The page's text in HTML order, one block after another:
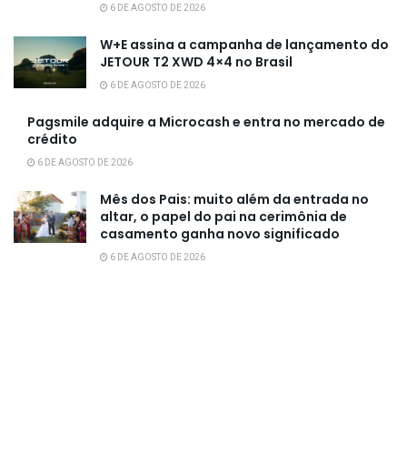
6 DE AGOSTO DE 2026
W+E assina a campanha de lançamento do
JETOUR T2 XWD 4×4 no Brasil
6 DE AGOSTO DE 2026
Pagsmile adquire a Microcash e entra no mercado de
crédito
6 DE AGOSTO DE 2026
Mês dos Pais: muito além da entrada no
altar, o papel do pai na cerimônia de
casamento ganha novo significado
6 DE AGOSTO DE 2026